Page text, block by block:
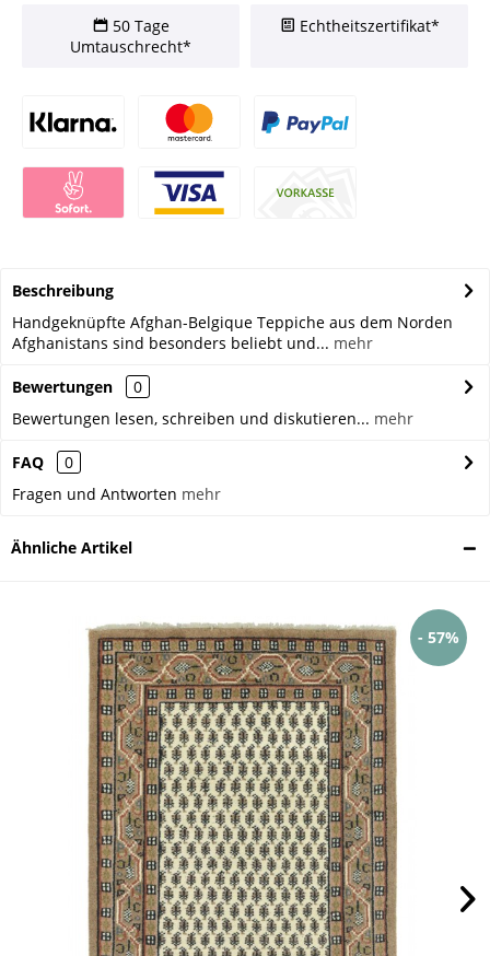
50 Tage
Umtauschrecht*
Echtheitszertifikat*
Beschreibung
Handgeknüpfte Afghan-Belgique Teppiche aus dem Norden
Afghanistans sind besonders beliebt und... mehr
Bewertungen
0
Bewertungen lesen, schreiben und diskutieren... mehr
FAQ
0
Fragen und Antworten mehr
Ähnliche Artikel
- 57%